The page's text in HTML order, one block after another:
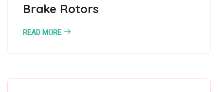
Brake Rotors
READ MORE